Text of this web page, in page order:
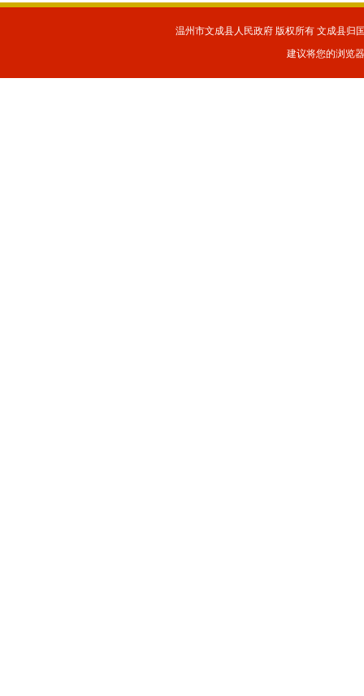
温州市文成县人民政府 版权所有 文成县
建议将您的浏览